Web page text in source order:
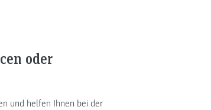
oder
und helfen Ihnen bei der